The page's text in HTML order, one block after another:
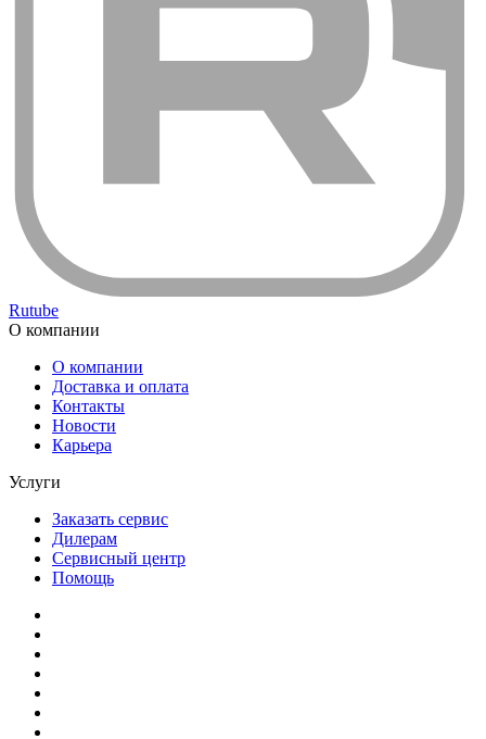
Rutube
О компании
О компании
Доставка и оплата
Контакты
Новости
Карьера
Услуги
Заказать сервис
Дилерам
Сервисный центр
Помощь